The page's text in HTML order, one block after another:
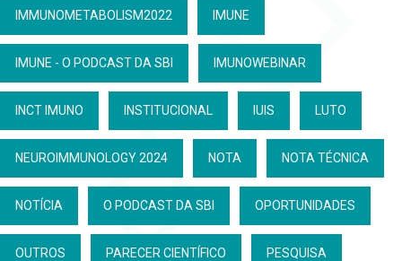
IMMUNOMETABOLISM2022 IMUNE
IMUNE - O PODCAST DA SBI IMUNOWEBINAR
INCT IMUNO INSTITUCIONAL IUIS LUTO
NEUROIMMUNOLOGY 2024 NOTA NOTA TÉCNICA
NOTÍCIA O PODCAST DA SBI OPORTUNIDADES
OUTROS PARECER CIENTÍFICO PESQUISA